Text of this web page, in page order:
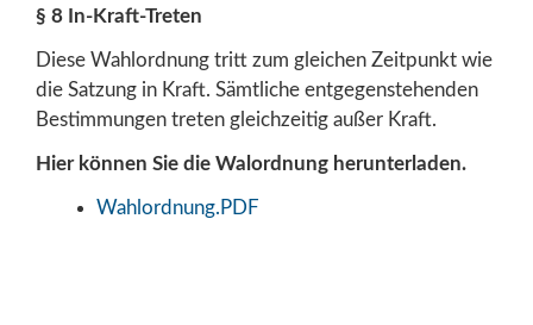
§ 8 In-Kraft-Treten
Diese Wahlordnung tritt zum gleichen Zeitpunkt wie
die Satzung in Kraft. Sämtliche entgegenstehenden
Bestimmungen treten gleichzeitig außer Kraft.
Hier können Sie die Walordnung herunterladen.
Wahlordnung.PDF